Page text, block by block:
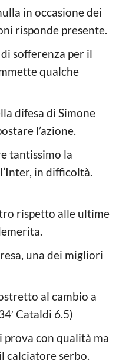
in occasione dei
risponde presente.
sofferenza per il
qualche
difesa di Simone
l’azione.
tantissimo la
in difficoltà.
rispetto alle ultime
una dei migliori
al cambio a
Cataldi 6.5)
prova con qualità ma
calciatore serbo.